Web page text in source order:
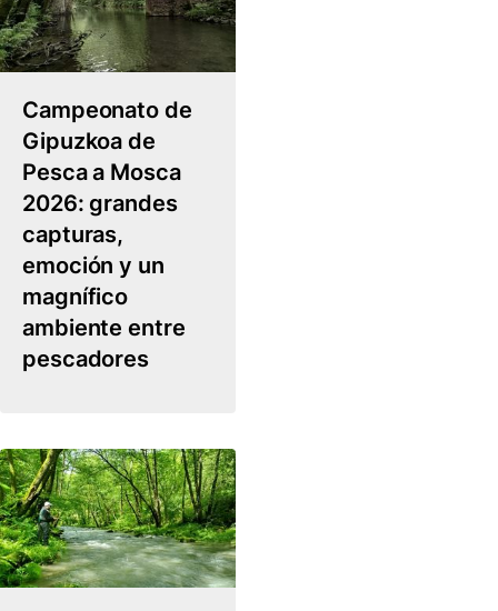
Campeonato de
Gipuzkoa de
Pesca a Mosca
2026: grandes
capturas,
emoción y un
magnífico
ambiente entre
pescadores